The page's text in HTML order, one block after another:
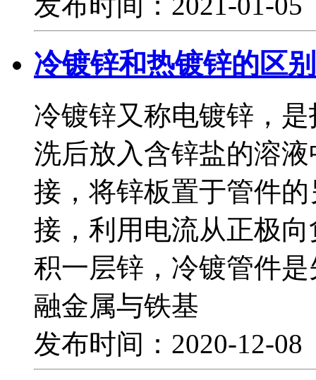
冷镀锌和热镀锌的区别
冷镀锌又称电镀锌，
洗后放入含锌盐的溶
接，将锌板置于管件
接，利用电流从正极
积一层锌，冷镀管件
融金属与铁基
发布时间：2020-12-